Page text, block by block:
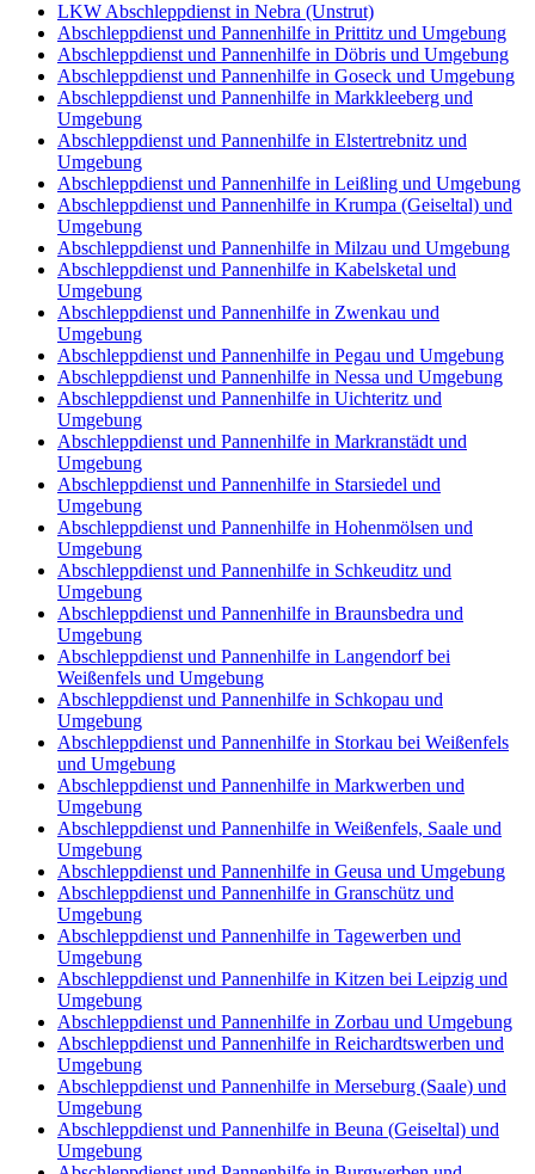
LKW Abschleppdienst in Nebra (Unstrut)
Abschleppdienst und Pannenhilfe in Prittitz und Umgebung
Abschleppdienst und Pannenhilfe in Döbris und Umgebung
Abschleppdienst und Pannenhilfe in Goseck und Umgebung
Abschleppdienst und Pannenhilfe in Markkleeberg und
Umgebung
Abschleppdienst und Pannenhilfe in Elstertrebnitz und
Umgebung
Abschleppdienst und Pannenhilfe in Leißling und Umgebung
Abschleppdienst und Pannenhilfe in Krumpa (Geiseltal) und
Umgebung
Abschleppdienst und Pannenhilfe in Milzau und Umgebung
Abschleppdienst und Pannenhilfe in Kabelsketal und
Umgebung
Abschleppdienst und Pannenhilfe in Zwenkau und
Umgebung
Abschleppdienst und Pannenhilfe in Pegau und Umgebung
Abschleppdienst und Pannenhilfe in Nessa und Umgebung
Abschleppdienst und Pannenhilfe in Uichteritz und
Umgebung
Abschleppdienst und Pannenhilfe in Markranstädt und
Umgebung
Abschleppdienst und Pannenhilfe in Starsiedel und
Umgebung
Abschleppdienst und Pannenhilfe in Hohenmölsen und
Umgebung
Abschleppdienst und Pannenhilfe in Schkeuditz und
Umgebung
Abschleppdienst und Pannenhilfe in Braunsbedra und
Umgebung
Abschleppdienst und Pannenhilfe in Langendorf bei
Weißenfels und Umgebung
Abschleppdienst und Pannenhilfe in Schkopau und
Umgebung
Abschleppdienst und Pannenhilfe in Storkau bei Weißenfels
und Umgebung
Abschleppdienst und Pannenhilfe in Markwerben und
Umgebung
Abschleppdienst und Pannenhilfe in Weißenfels, Saale und
Umgebung
Abschleppdienst und Pannenhilfe in Geusa und Umgebung
Abschleppdienst und Pannenhilfe in Granschütz und
Umgebung
Abschleppdienst und Pannenhilfe in Tagewerben und
Umgebung
Abschleppdienst und Pannenhilfe in Kitzen bei Leipzig und
Umgebung
Abschleppdienst und Pannenhilfe in Zorbau und Umgebung
Abschleppdienst und Pannenhilfe in Reichardtswerben und
Umgebung
Abschleppdienst und Pannenhilfe in Merseburg (Saale) und
Umgebung
Abschleppdienst und Pannenhilfe in Beuna (Geiseltal) und
Umgebung